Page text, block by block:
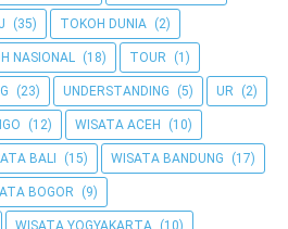
(35) TOKOH DUNIA (2)
NASIONAL (18) TOUR (1)
(23) UNDERSTANDING (5) UR (2)
(12) WISATA ACEH (10)
BALI (15) WISATA BANDUNG (17)
BOGOR (9)
WISATA YOGYAKARTA (10)